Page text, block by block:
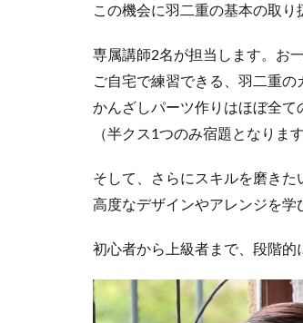
この機会に羽二重の基本の取り
専属講師2名が担当します。お
ご自宅で練習できる、羽二重の
かんざしパーツ作りはほぼ全て
（半クス1つのみ宿題となります
そして、さらにスキルを磨きた
高度なデザインやアレンジを学
初心者から上級者まで、段階